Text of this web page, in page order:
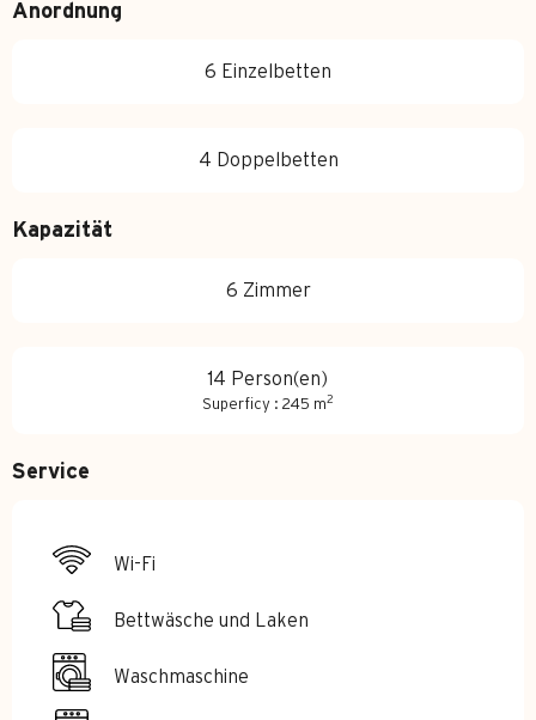
Anordnung
6 Einzelbetten
4 Doppelbetten
Kapazität
6 Zimmer
14 Person(en)
Superficy : 245 m2
Service
Wi-Fi
Bettwäsche und Laken
Waschmaschine